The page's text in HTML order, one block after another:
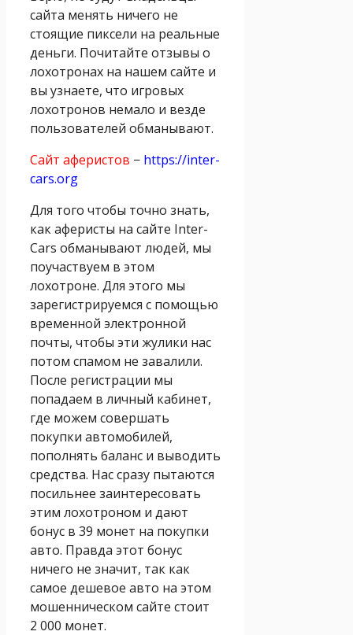
сайта менять ничего не
стоящие пиксели на реальные
деньги. Почитайте отзывы о
лохотронах на нашем сайте и
вы узнаете, что игровых
лохотронов немало и везде
пользователей обманывают.
Сайт аферистов − https://inter-
cars.org
Для того чтобы точно знать,
как аферисты на сайте Inter-
Cars обманывают людей, мы
поучаствуем в этом
лохотроне. Для этого мы
зарегистрируемся с помощью
временной электронной
почты, чтобы эти жулики нас
потом спамом не завалили.
После регистрации мы
попадаем в личный кабинет,
где можем совершать
покупки автомобилей,
пополнять баланс и выводить
средства. Нас сразу пытаются
посильнее заинтересовать
этим лохотроном и дают
бонус в 39 монет на покупки
авто. Правда этот бонус
ничего не значит, так как
самое дешевое авто на этом
мошенническом сайте стоит
2 000 монет.